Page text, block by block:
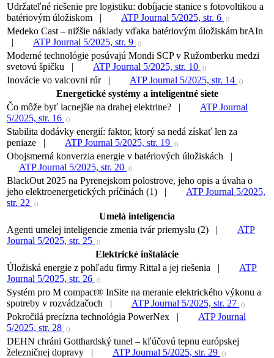
Udržateľné riešenie pre logistiku: dobíjacie stanice s fotovoltikou a
batériovým úložiskom |
ATP Journal 5/2025, str. 6 ()
Medeko Cast – nižšie náklady vďaka batériovým úložiskám brAIn
|
ATP Journal 5/2025, str. 9 ()
Moderné technológie posúvajú Mondi SCP v Ružomberku medzi
svetovú špičku |
ATP Journal 5/2025, str. 10 ()
Inovácie vo valcovni rúr | ATP Journal 5/2025, str. 14 ()
Energetické systémy a inteligentné siete
Čo môže byť lacnejšie na drahej elektrine? |
ATP Journal
5/2025, str. 16
()
Stabilita dodávky energií: faktor, ktorý sa nedá získať len za
peniaze |
ATP Journal 5/2025, str. 19 ()
Obojsmerná konverzia energie v batériových úložiskách |
ATP Journal 5/2025, str. 20
()
BlackOut 2025 na Pyrenejskom polostrove, jeho opis a úvaha o
jeho elektroenergetických príčinách (1) |
ATP Journal 5/2025,
str. 22
()
Umelá inteligencia
Agenti umelej inteligencie zmenia tvár priemyslu (2) |
ATP
Journal 5/2025, str. 25
()
Elektrické inštalácie
Úložiská energie z pohľadu firmy Rittal a jej riešenia |
ATP
Journal 5/2025, str. 26
()
Systém pro M compact® InSite na meranie elektrického výkonu a
spotreby v rozvádzačoch |
ATP Journal 5/2025, str. 27 ()
Pokročilá precízna technológia PowerNex |
ATP Journal
5/2025, str. 28
()
DEHN chráni Gotthardský tunel – kľúčovú tepnu európskej
železničnej dopravy |
ATP Journal 5/2025, str. 29 ()